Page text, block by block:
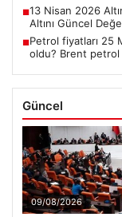
■13 Nisan 2026
Altını Güncel
■Petrol fiyatları 25
oldu? Brent petrol
Güncel
09/08/2026